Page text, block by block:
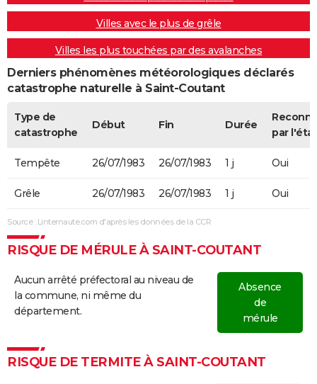
Villes avec le plus de grêle
Villes les plus touchées par des avalanches
Derniers phénomènes météorologiques déclarés
catastrophe naturelle à Saint-Coutant
Type de
catastrophe
Début Fin Durée
par l'état
Tempête 26/07/1983 26/07/1983 1 j Oui
Grêle 26/07/1983 26/07/1983 1 j Oui
Source : Linternaute.com d'après les données de la CCR
RISQUE DE MÉRULE À SAINT-COUTANT
Aucun arrêté préfectoral au niveau de
la commune, ni même du
département.
Absence
de
mérule
RISQUE DE TERMITE À SAINT-COUTANT